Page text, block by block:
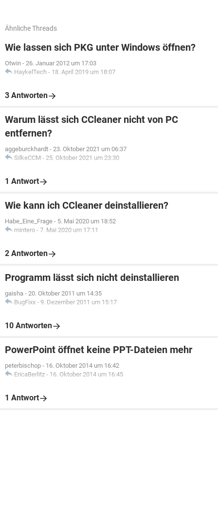
Ähnliche Threads
Wie lassen sich PKG unter Windows öffnen?
Otwin - 26. Januar 2012 um 17:03
HaykelTech - 18. April 2019 um 18:07
3 Antworten
Warum lässt sich CCleaner nicht von PC
entfernen?
aggeburckhardt - 23. Oktober 2021 um 06:37
SilkeCCM - 25. Oktober 2021 um 23:30
1 Antwort
Wie kann ich CCleaner deinstallieren?
Habe_Eine_Frage - 5. Mai 2020 um 18:52
mintero - 7. Mai 2020 um 17:11
2 Antworten
Programm lässt sich nicht deinstallieren
gaisha - 20. Oktober 2011 um 14:35
BugFixx - 9. Dezember 2011 um 15:17
10 Antworten
PowerPoint öffnet keine PPT-Dateien mehr
peterbischop - 16. Oktober 2014 um 16:42
EricaBerlitz - 16. Oktober 2014 um 16:45
1 Antwort